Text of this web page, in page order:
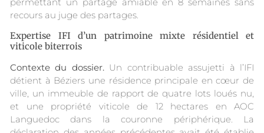
permettant un partage amiable en 8 semaines sans
recours au juge des partages.
Expertise IFI d’un patrimoine mixte résidentiel et
viticole biterrois
Contexte du dossier.Un contribuable assujetti à l’IFI
détient à Béziers une résidence principale en cœur de
ville, un immeuble de rapport de quatre lots loués nu,
et une propriété viticole de 12 hectares en AOC
Languedoc dans la couronne périphérique. La